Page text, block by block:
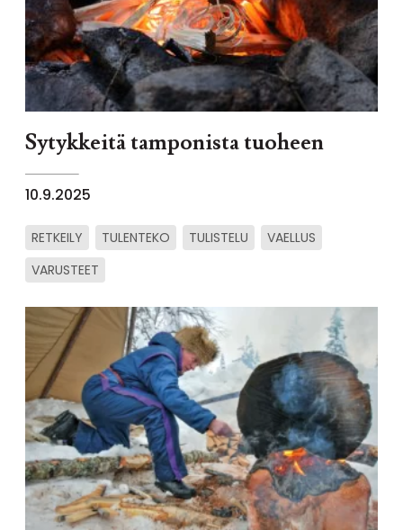
Sytykkeitä tamponista tuoheen
10.9.2025
RETKEILY TULENTEKO TULISTELU
VAELLUS
VARUSTEET